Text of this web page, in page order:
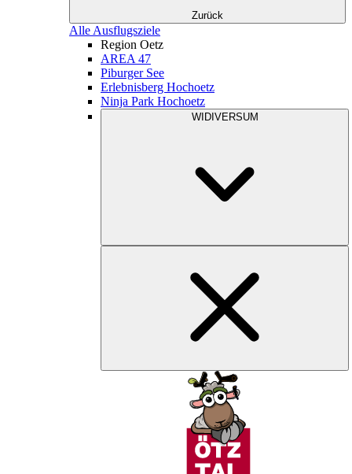
Zurück
Alle Ausflugsziele
Region Oetz
AREA 47
Piburger See
Erlebnisberg Hochoetz
Ninja Park Hochoetz
WIDIVERSUM